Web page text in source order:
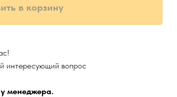
в корзину
интересующий вопрос
у менеджера.